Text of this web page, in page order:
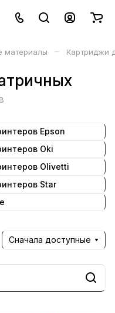
материалы – Картриджи
Epson
Oki
Olivetti
Star
Сначала доступные